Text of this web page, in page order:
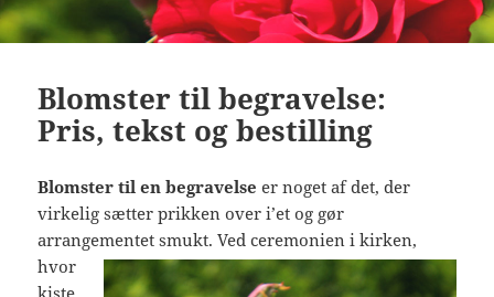
Blomster til begravelse:
Pris, tekst og bestilling
Blomster til en begravelse er noget af det, der
virkelig sætter prikken over i’et og gør
arrangementet smukt. Ved ceremonien ikirken,
hvor